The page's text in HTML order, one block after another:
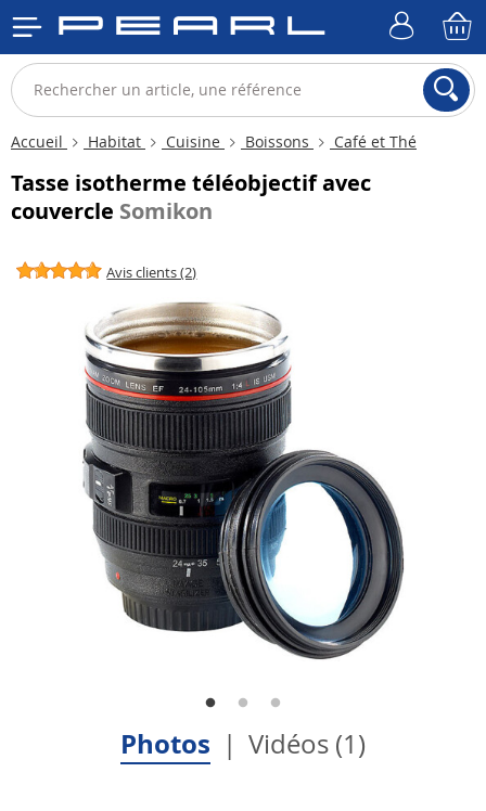
Accueil Habitat Cuisine Boissons Café et Thé
Tasse isotherme téléobjectif avec
couvercle Somikon
Avis clients (2)
Photos Vidéos (1)